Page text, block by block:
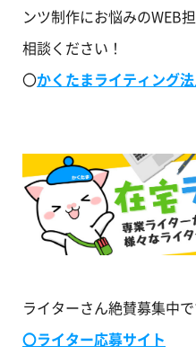
ンツ制作にお悩みのWEB
相談ください！
〇かくたまライティング
ライターさん絶賛募集中で
〇ライター応募サイト